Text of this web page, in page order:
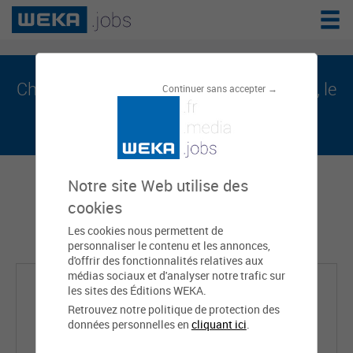
Continuer sans accepter →
Notre site Web utilise des
cookies
Les cookies nous permettent de
personnaliser le contenu et les annonces,
d'offrir des fonctionnalités relatives aux
médias sociaux et d'analyser notre trafic sur
les sites des Éditions WEKA.
Retrouvez notre politique de protection des
données personnelles en cliquant ici.
Christelle DESSINGUE est sur weka.jobs, le
réseau de l'emploi public